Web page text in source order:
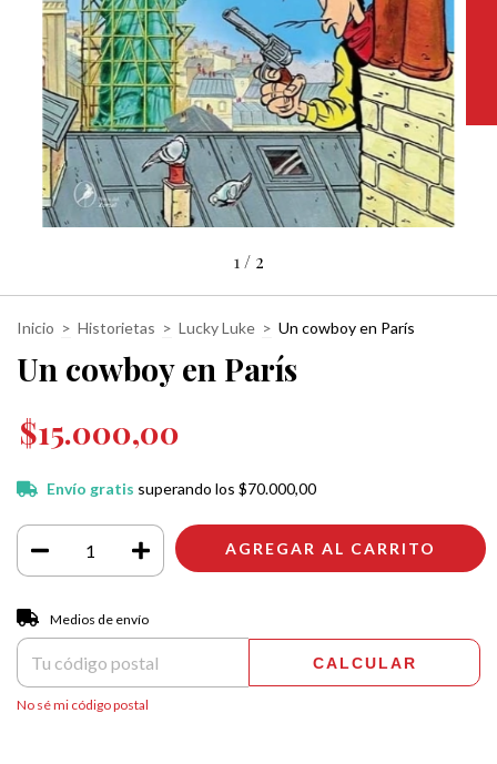
1 / 2
Inicio > Historietas > Lucky Luke > Un cowboy en París
Un cowboy en París
$15.000,00
Envío gratis superando los $70.000,00
Entregas para el CP:
Medios de envío
CALCULAR
No sé mi código postal